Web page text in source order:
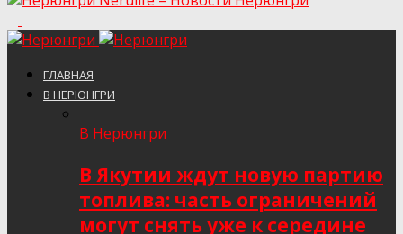
ГЛАВНАЯ
В НЕРЮНГРИ
В Нерюнгри
В Якутии ждут новую партию
топлива: часть ограничений
могут снять уже к середине